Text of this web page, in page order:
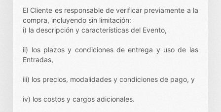
El Cliente es responsable de verificar previamente a la
compra, incluyendo sin limitación:
i) la descripción y características del Evento,
ii) los plazos y condiciones de entrega y uso de las
Entradas,
iii) los precios, modalidades y condiciones de pago, y
iv) los costos y cargos adicionales.